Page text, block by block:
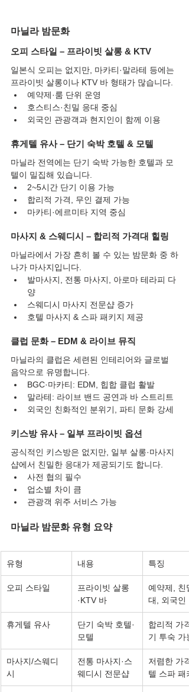
마닐라 밤문화
오피 스타일 – 프라이빗 살롱 & KTV
일본식 오피는 없지만, 마카티·말라테 등에는
프라이빗 살롱이나 KTV 바 형태가 많습니다.
예약제·룸 단위 운영
호스티스·친밀 응대 중심
외국인 관광객과 현지인이 함께 이용
휴게텔 유사 – 단기 숙박 호텔 & 모텔
마닐라 전역에는 단기 숙박 가능한 호텔과 모
텔이 밀집해 있습니다.
2~5시간 단기 이용 가능
합리적 가격, 무인 결제 가능
마카티·에르미타 지역 중심
마사지 & 스웨디시 – 합리적 가격대 힐링
마닐라에서 가장 흔히 볼 수 있는 밤문화 중 하
나가 마사지입니다.
발마사지, 전통 마사지, 아로마 테라피 다
양
스웨디시 마사지 전문샵 증가
호텔 마사지 & 스파 패키지 제공
클럽 문화 – EDM & 라이브 뮤직
마닐라의 클럽은 세련된 인테리어와 글로벌
음악으로 유명합니다.
BGC·마카티: EDM, 힙합 클럽 활발
말라테: 라이브 밴드 공연과 바 스트리트
외국인 친화적인 분위기, 파티 문화 강세
키스방 유사 – 일부 프라이빗 옵션
공식적인 키스방은 없지만, 일부 살롱·마사지
샵에서 친밀한 응대가 제공되기도 합니다.
사전 협의 필수
업소별 차이 큼
관광객 위주 서비스 가능
마닐라 밤문화 유형 요약
유형 내용 특징
오피 스타일
프라이빗 살롱
·KTV 바
예약제, 친
대, 외국인
휴게텔 유사
단기 숙박 호텔·
모텔
합리적 가
기 투숙 가능
마사지/스웨디
시
전통 마사지·스
웨디시 전문샵
저렴한 가
텔 스파 패